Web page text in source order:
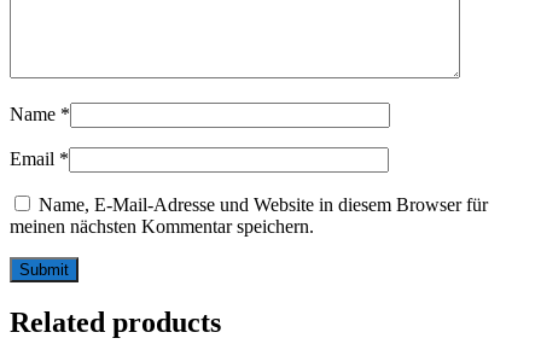
Name *
Email *
Name, E-Mail-Adresse und Website in diesem Browser für
meinen nächsten Kommentar speichern.
Related products